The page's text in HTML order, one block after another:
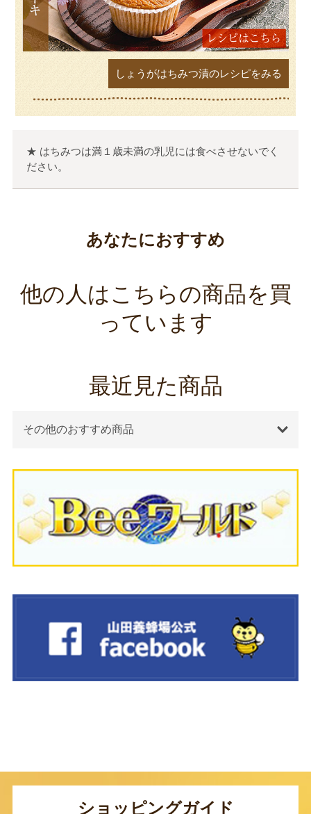
しょうがはちみつ漬のレシピをみる
★ はちみつは満１歳未満の乳児には食べさせないでく
ださい。
あなたにおすすめ
他の人はこちらの商品を買
っています
最近見た商品
その他のおすすめ商品
ショッピングガイド